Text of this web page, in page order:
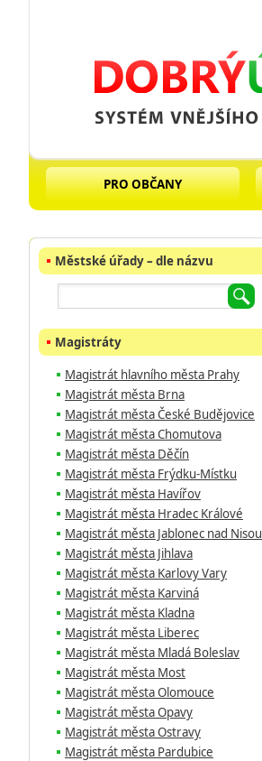
PRO OBČANY
Městské úřady – dle názvu
Magistráty
Magistrát hlavního města Prahy
Magistrát města Brna
Magistrát města České Budějovice
Magistrát města Chomutova
Magistrát města Děčín
Magistrát města Frýdku-Místku
Magistrát města Havířov
Magistrát města Hradec Králové
Magistrát města Jablonec nad Nisou
Magistrát města Jihlava
Magistrát města Karlovy Vary
Magistrát města Karviná
Magistrát města Kladna
Magistrát města Liberec
Magistrát města Mladá Boleslav
Magistrát města Most
Magistrát města Olomouce
Magistrát města Opavy
Magistrát města Ostravy
Magistrát města Pardubice